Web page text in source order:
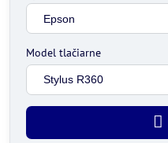
Model tlačiarne